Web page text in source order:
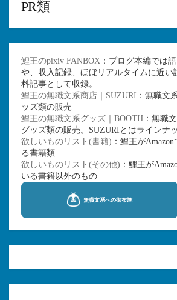
PR類
鯉王のpixiv FANBOX ：ブログ本編では
や、収入記録、ほぼリアルタイムに近い
料記事として収録。
鯉王の無職文系商店｜SUZURI ：無職文
ッズ類の販売
鯉王の無職文系グッズ｜BOOTH ：無職
グッズ類の販売。SUZURIとはラインナ
欲しいものリスト(書籍) ：鯉王が
る書籍類
欲しいものリスト(その他) ：鯉王が
いる書籍以外のもの